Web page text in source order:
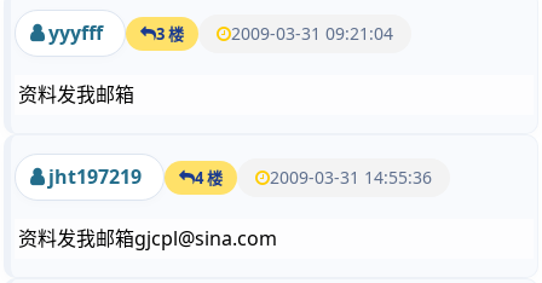
yyyfff 3 楼 2009-03-31 09:21:04
资料发我邮箱
jht197219 4 楼 2009-03-31 14:55:36
资料发我邮箱gjcpl@sina.com